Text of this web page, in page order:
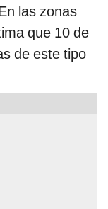
las zonas
que 10 de
de este tipo